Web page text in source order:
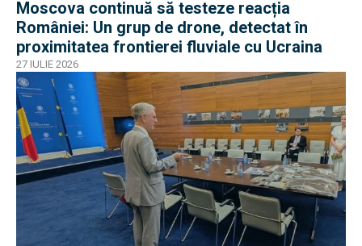
Moscova continuă să testeze reacția
României: Un grup de drone, detectat în
proximitatea frontierei fluviale cu Ucraina
27 IULIE 2026